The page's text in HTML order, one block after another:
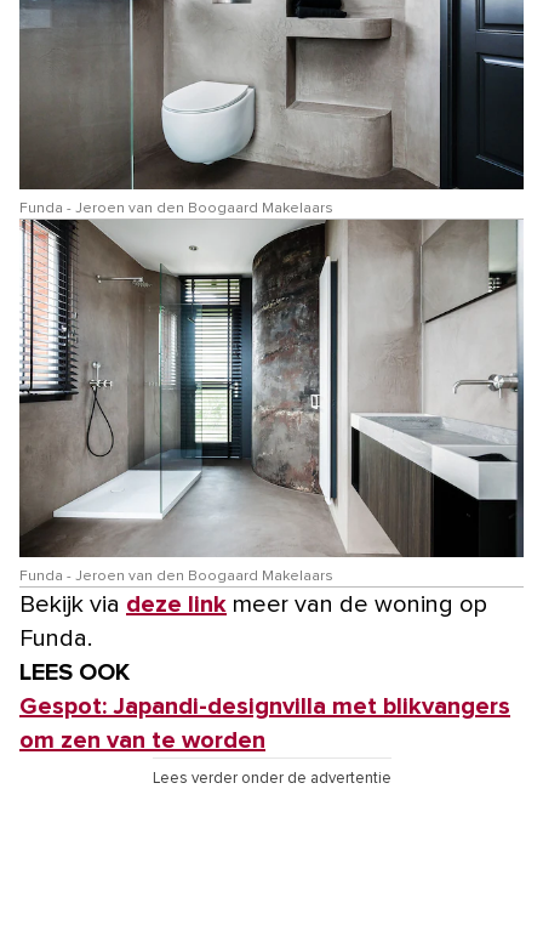
Funda - Jeroen van den Boogaard Makelaars
Funda - Jeroen van den Boogaard Makelaars
Bekijk via deze link meer van de woning op
Funda.
LEES OOK
Gespot: Japandi-designvilla met blikvangers
om zen van te worden
Lees verder onder de advertentie